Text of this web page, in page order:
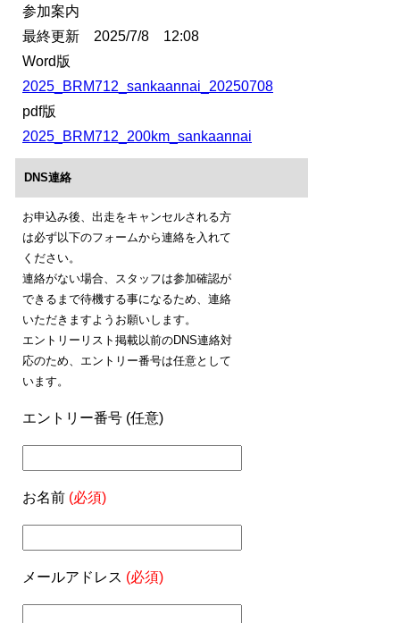
参加案内
最終更新 2025/7/8 12:08
Word版
2025_BRM712_sankaannai_20250708
pdf版
2025_BRM712_200km_sankaannai
DNS連絡
お申込み後、出走をキャンセルされる方
は必ず以下のフォームから連絡を入れて
ください。
連絡がない場合、スタッフは参加確認が
できるまで待機する事になるため、連絡
いただきますようお願いします。
エントリーリスト掲載以前のDNS連絡対
応のため、エントリー番号は任意として
います。
エントリー番号 (任意)
お名前 (必須)
メールアドレス (必須)